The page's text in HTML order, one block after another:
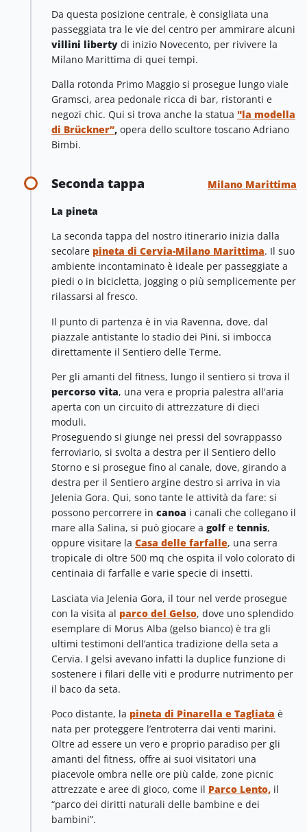
Da questa posizione centrale, è consigliata una
passeggiata tra le vie del centro per ammirare alcuni
villini liberty di inizio Novecento, per rivivere la
Milano Marittima di quei tempi.
Dalla rotonda Primo Maggio si prosegue lungo viale
Gramsci, area pedonale ricca di bar, ristoranti e
negozi chic. Qui si trova anche la statua "la modella
di Brückner”, opera dello scultore toscano Adriano
Bimbi.
Seconda tappa Milano Marittima
La pineta
La seconda tappa del nostro itinerario inizia dalla
secolare pineta di Cervia-Milano Marittima. Il suo
ambiente incontaminato è ideale per passeggiate a
piedi o in bicicletta, jogging o più semplicemente per
rilassarsi al fresco.
Il punto di partenza è in via Ravenna, dove, dal
piazzale antistante lo stadio dei Pini, si imbocca
direttamente il Sentiero delle Terme.
Per gli amanti del fitness, lungo il sentiero si trova il
percorso vita, una vera e propria palestra all'aria
aperta con un circuito di attrezzature di dieci
moduli.
Proseguendo si giunge nei pressi del sovrappasso
ferroviario, si svolta a destra per il Sentiero dello
Storno e si prosegue fino al canale, dove, girando a
destra per il Sentiero argine destro si arriva in via
Jelenia Gora. Qui, sono tante le attività da fare: si
possono percorrere in canoa i canali che collegano il
mare alla Salina, si può giocare a golf e tennis,
oppure visitare la Casa delle farfalle, una serra
tropicale di oltre 500 mq che ospita il volo colorato di
centinaia di farfalle e varie specie di insetti.
Lasciata via Jelenia Gora, il tour nel verde prosegue
con la visita al parco del Gelso, dove uno splendido
esemplare di Morus Alba (gelso bianco) è tra gli
ultimi testimoni dell’antica tradizione della seta a
Cervia. I gelsi avevano infatti la duplice funzione di
sostenere i filari delle viti e produrre nutrimento per
il baco da seta.
Poco distante, la pineta di Pinarella e Tagliata è
nata per proteggere l’entroterra dai venti marini.
Oltre ad essere un vero e proprio paradiso per gli
amanti del fitness, offre ai suoi visitatori una
piacevole ombra nelle ore più calde, zone picnic
attrezzate e aree di gioco, come il Parco Lento, il
“parco dei diritti naturali delle bambine e dei
bambini”.